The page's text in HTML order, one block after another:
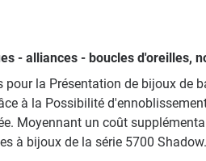
- alliances - boucles d'oreilles,
la Présentation de bijoux de
à la Possibilité
Moyennant un coût
à bijoux de la série 5700 Shadow.